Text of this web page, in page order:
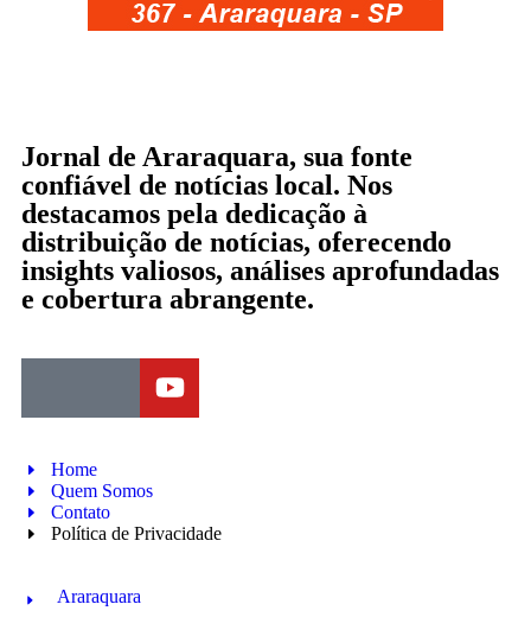
Jornal de Araraquara, sua fonte
confiável de notícias local. Nos
destacamos pela dedicação à
distribuição de notícias, oferecendo
insights valiosos, análises aprofundadas
e cobertura abrangente.
Home
Quem Somos
Contato
Política de Privacidade
Araraquara